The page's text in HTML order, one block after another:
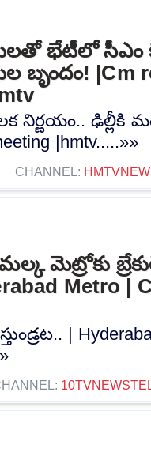
భేటీలో సీఎం
బృందం! |Cm
ఢిల్లీకి
|hmtv.....»»
CHANNEL:
మెట్రోకు
Metro |
|